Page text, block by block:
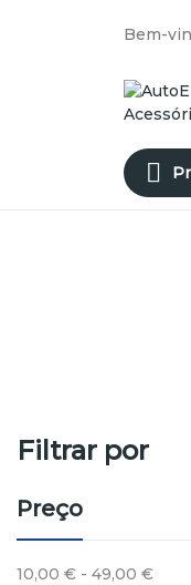
Bem-
Filtrar por
Preço
10,00 € - 49,00 €